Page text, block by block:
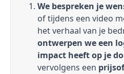
We bespreken je
of tijdens een video
het verhaal van je
ontwerpen we een
impact heeft op je
vervolgens een